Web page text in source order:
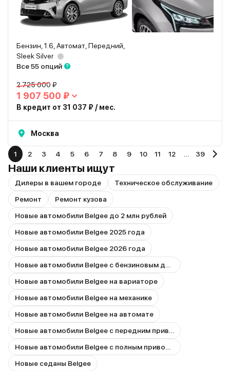
Бензин, 1.6, Автомат, Передний,
Sleek Silver
Все 55 опций
2 725 000 ₽
1 907 500 ₽
В кредит от 31 037 ₽ / мес.
Москва
1 2 3 4 5 6 7 8 9 10 11 12 39
Наши клиенты ищут
Дилеры в вашем городе
Техническое обслуживание
Ремонт
Ремонт кузова
Новые автомобили Belgee до 2 млн рублей
Новые автомобили Belgee 2025 года
Новые автомобили Belgee 2026 года
Новые автомобили Belgee на вариаторе
Новые автомобили Belgee на механике
Новые автомобили Belgee на автомате
Новые седаны Belgee